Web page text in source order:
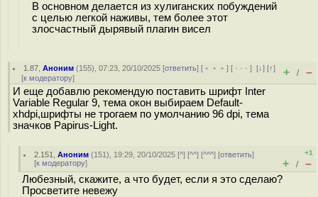
В основном делается из хулиганских побуждений
с целью легкой наживы, тем более этот
злосчастный дырявый плагин висел
1.87 ,Аноним (155), 07:23, 20/10/2025 [ответить] [ ﹢﹢﹢] [ · · ·][↓] [↑]
[к модератору] + / –
И еще добавлю рекомендую поставить шрифт Inter
Variable Regular 9, тема окон выбираем Default-
xhdpi,шрифты не трогаем по умолчанию 96 dpi, тема
значков Papirus-Light.
2.151 ,Аноним (151), 19:29, 20/10/2025 [^] [^^] [^^^] [ответить]
[к модератору]
+1
+ / –
Любезный, скажите, а что будет, если я это сделаю?
Просветите невежу